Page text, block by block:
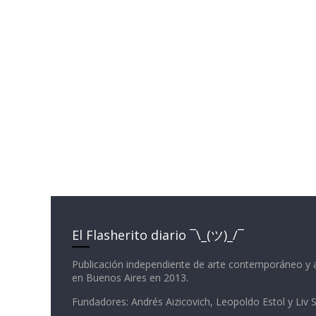
El Flasherito diario ¯\_(ツ)_/¯
Publicación independiente de arte contemporáneo y
en Buenos Aires en 2013.
Fundadores: Andrés Aizicovich, Leopoldo Estol y Liv